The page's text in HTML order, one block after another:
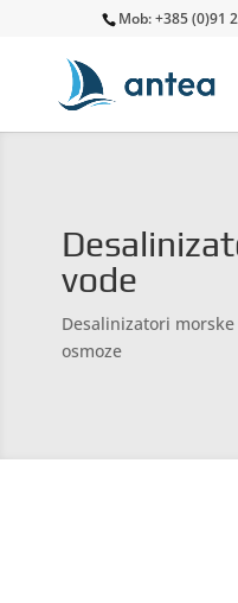
Mob: +385 (0)91
vode
Desalinizatori
osmoze